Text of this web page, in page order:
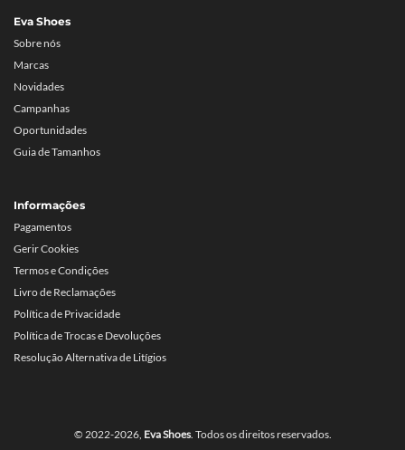
Eva Shoes
Sobre nós
Marcas
Novidades
Campanhas
Oportunidades
Guia de Tamanhos
Informações
Pagamentos
Gerir Cookies
Termos e Condições
Livro de Reclamações
Política de Privacidade
Política de Trocas e Devoluções
Resolução Alternativa de Litígios
© 2022-2026, Eva Shoes. Todos os direitos reservados.